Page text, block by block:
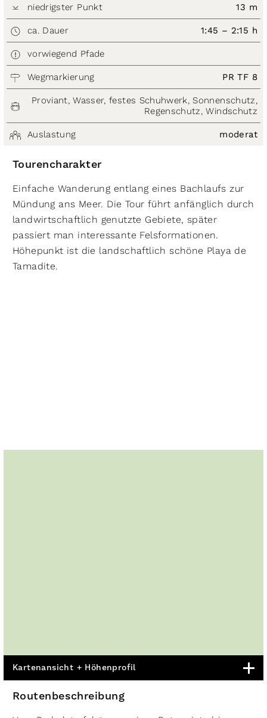
niedrigster Punkt 13 m
ca. Dauer 1:45 – 2:15 h
vorwiegend Pfade
Wegmarkierung PR TF 8
Proviant, Wasser, festes Schuhwerk, Sonnenschutz,
Regenschutz, Windschutz
Auslastung moderat
Tourencharakter
Einfache Wanderung entlang eines Bachlaufs zur
Mündung ans Meer. Die Tour führt anfänglich durch
landwirtschaftlich genutzte Gebiete, später
passiert man interessante Felsforma­tionen.
Höhepunkt ist die landschaftlich schöne Playa de
Tamadite.
Kartenansicht + Höhenprofil
Routenbeschreibung